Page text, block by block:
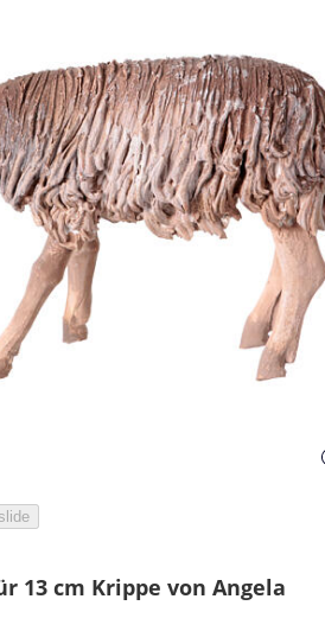
13 cm Krippe von Angela